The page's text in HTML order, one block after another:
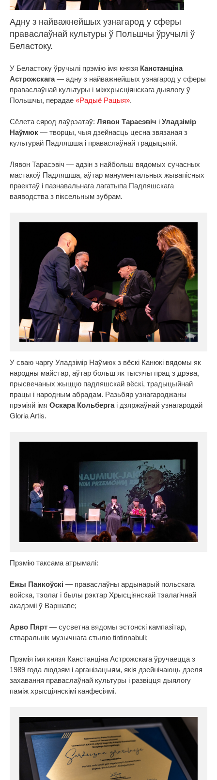
Адну з найважнейшых узнагарод у сферы
праваслаўнай культуры ў Польшчы ўручылі ў
Беластоку.
У Беластоку ўручылі прэмію імя князя Канстанціна
Астрожскага— адну з найважнейшых узнагарод у сферы
праваслаўнай культуры і міжхрысціянскага дыялогу ў
Польшчы, перадае «Радыё Рацыя».
Сёлета сярод лаўрэатаў: Лявон Тарасэвіч і Уладзімір
Наўмюк — творцы, чыя дзейнасць цесна звязаная з
культурай Падляшша і праваслаўнай традыцыяй.
Лявон Тарасэвіч — адзін з найбольш вядомых сучасных
мастакоў Падляшша, аўтар манументальных жывапісных
праектаў і пазнавальнага лагатыпа Падляшскага
ваяводства з піксельным зубрам.
У сваю чаргу Уладзімір Наўмюк з вёскі Канюкі вядомы як
народны майстар, аўтар больш як тысячы прац з дрэва,
прысвечаных жыццю падляшскай вёскі, традыцыйнай
працы і народным абрадам. Разьбяр узнагароджаны
прэміяй імя Оскара Кольбергаі дзяржаўнай узнагародай
Gloria Artis.
Прэмію таксама атрымалі:
Ежы Панкоўскі — праваслаўны ардынарый польскага
войска, тэолаг і былы рэктар Хрысціянскай тэалагічнай
акадэміі ў Варшаве;
Арво Пярт — сусветна вядомы эстонскі кампазітар,
стваральнік музычнага стылю tintinnabuli;
Прэмія імя князя Канстанціна Астрожскага ўручаецца з
1989 года людзям і арганізацыям, якія дзейнічаюць дзеля
захавання праваслаўнай культуры і развіцця дыялогу
паміж хрысціянскімі канфесіямі.